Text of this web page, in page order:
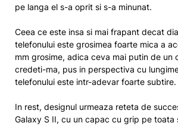
pe langa el s-a oprit si s-a minunat.
Ceea ce este insa si mai frapant decat
telefonului este grosimea foarte mica a
mm grosime, adica ceva mai putin de un
credeti-ma, pus in perspectiva cu
telefonului este intr-adevar foarte subtire.
In rest, designul urmeaza reteta de
Galaxy S II, cu un capac cu grip pe toata